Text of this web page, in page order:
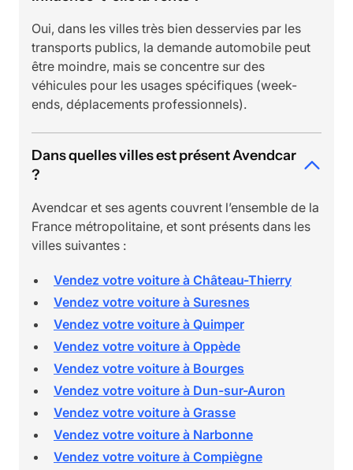
Oui, dans les villes très bien desservies par les
transports publics, la demande automobile peut
être moindre, mais se concentre sur des
véhicules pour les usages spécifiques (week-
ends, déplacements professionnels).
Dans quelles villes est présent Avendcar
?
Avendcar et ses agents couvrent l’ensemble de la
France métropolitaine, et sont présents dans les
villes suivantes :
Vendez votre voiture à Château-Thierry
Vendez votre voiture à Suresnes
Vendez votre voiture à Quimper
Vendez votre voiture à Oppède
Vendez votre voiture à Bourges
Vendez votre voiture à Dun-sur-Auron
Vendez votre voiture à Grasse
Vendez votre voiture à Narbonne
Vendez votre voiture à Compiègne